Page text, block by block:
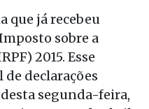
que já recebeu
sobre a
2015. Esse
declarações
desta segunda-feira,